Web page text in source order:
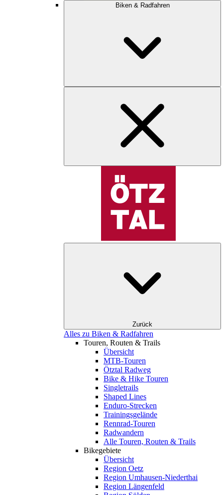
Biken & Radfahren
Zurück
Alles zu Biken & Radfahren
Touren, Routen & Trails
Übersicht
MTB-Touren
Ötztal Radweg
Bike & Hike Touren
Singletrails
Shaped Lines
Enduro-Strecken
Trainingsgelände
Rennrad-Touren
Radwandern
Alle Touren, Routen & Trails
Bikegebiete
Übersicht
Region Oetz
Region Umhausen-Niederthai
Region Längenfeld